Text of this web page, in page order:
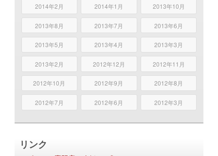
2014年2月 2014年1月 2013年10月
2013年8月 2013年7月 2013年6月
2013年5月 2013年4月 2013年3月
2013年2月 2012年12月 2012年11月
2012年10月 2012年9月 2012年8月
2012年7月 2012年6月 2012年3月
リンク